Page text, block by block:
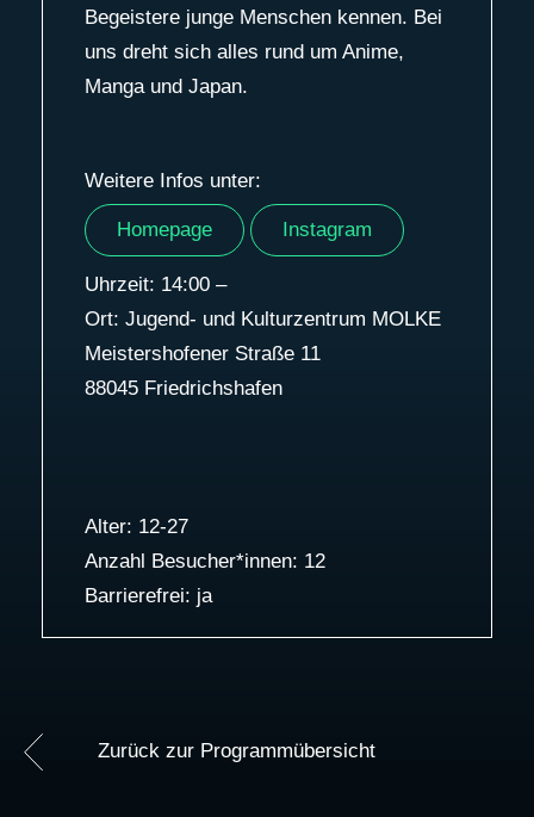
Begeistere junge Menschen kennen. Bei
uns dreht sich alles rund um Anime,
Manga und Japan.
Weitere Infos unter:
Homepage Instagram
Uhrzeit: 14:00 –
Ort: Jugend- und Kulturzentrum MOLKE
Meistershofener Straße 11
88045 Friedrichshafen
Alter: 12-27
Anzahl Besucher*innen: 12
Barrierefrei: ja
Zurück zur Programmübersicht